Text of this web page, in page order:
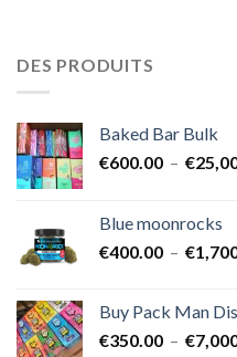
DES PRODUITS
Baked Bar Bulk
€600.00 – €
Blue moonrocks
€400.00 – €
Buy Pack Man
€350.00 – €